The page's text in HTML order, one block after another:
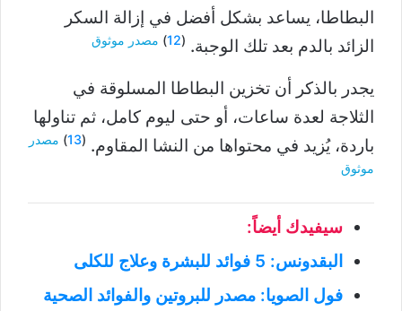
البطاطا، يساعد بشكل أفضل في إزالة السكر
الزائد بالدم بعد تلك الوجبة. (
12
) مصدر موثوق
يجدر بالذكر أن تخزين البطاطا المسلوقة في
الثلاجة لعدة ساعات، أو حتى ليوم كامل، ثم تناولها
باردة، يُزيد في محتواها من النشا المقاوم. (
13
) مصدر
موثوق
سيفيدك أيضاً:
البقدونس: 5 فوائد للبشرة وعلاج للكلى
فول الصويا: مصدر للبروتين والفوائد الصحية